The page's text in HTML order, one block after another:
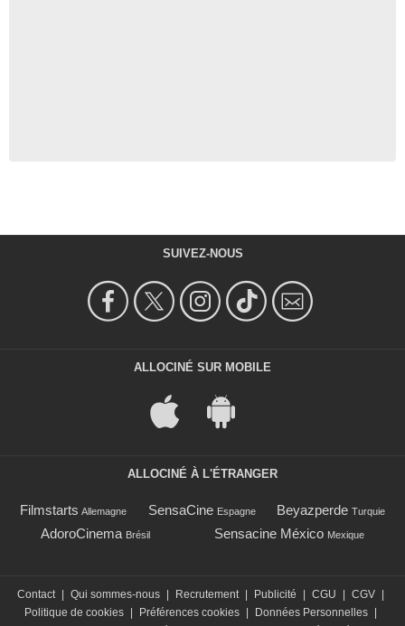
SUIVEZ-NOUS
ALLOCINÉ SUR MOBILE
ALLOCINÉ À L'ÉTRANGER
Filmstarts Allemagne SensaCine Espagne Beyazperde Turquie
AdoroCinema Brésil Sensacine México Mexique
Contact | Qui sommes-nous | Recrutement | Publicité | CGU | CGV |
Politique de cookies | Préférences cookies | Données Personnelles |